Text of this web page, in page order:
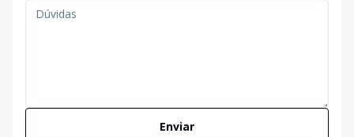
Enviar